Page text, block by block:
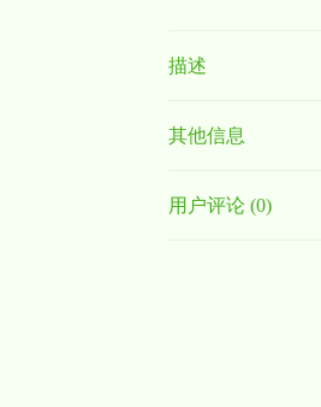
描述
其他信息
用户评论 (0)